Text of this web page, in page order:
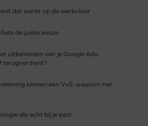
dat werkt op de werkvloer
de juiste keuze
uitbesteden van je Google Ads-
terugverdient?
binnen een VvE: waarom het
die echt bij je past